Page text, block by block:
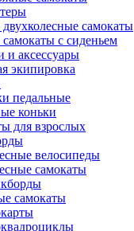
двухколесные самокаты
самокаты с сиденьем
и аксессуары
экипировка
педальные
коньки
для взрослых
велосипеды
самокаты
самокаты